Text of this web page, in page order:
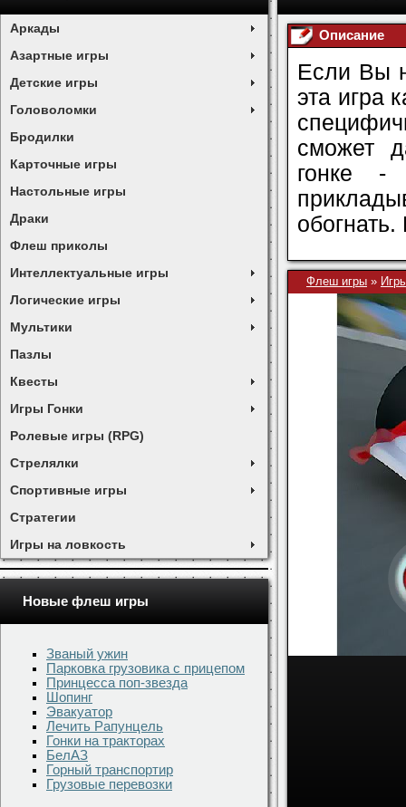
Аркады
Азартные игры
Детские игры
Головоломки
Бродилки
Карточные игры
Настольные игры
Драки
Флеш приколы
Интеллектуальные игры
Логические игры
Мультики
Пазлы
Квесты
Игры Гонки
Ролевые игры (RPG)
Стрелялки
Спортивные игры
Стратегии
Игры на ловкость
Новые флеш игры
Званый ужин
Парковка грузовика с прицепом
Принцесса поп-звезда
Шопинг
Эвакуатор
Лечить Рапунцель
Гонки на тракторах
БелАЗ
Горный транспортир
Грузовые перевозки
Описание
Если Вы
эта игра
сможет
гонке -
Флеш игры »